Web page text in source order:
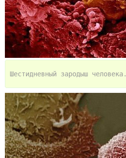
Шестидневный зародыш человека.